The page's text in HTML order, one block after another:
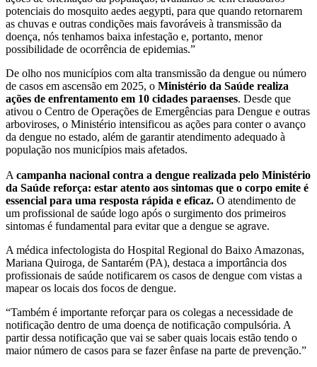
potenciais do mosquito aedes aegypti, para que quando retornarem
as chuvas e outras condições mais favoráveis à transmissão da
doença, nós tenhamos baixa infestação e, portanto, menor
possibilidade de ocorrência de epidemias.”
De olho nos municípios com alta transmissão da dengue ou número
de casos em ascensão em 2025, o Ministério da Saúde realiza
ações de enfrentamento em 10 cidades paraenses. Desde que
ativou o Centro de Operações de Emergências para Dengue e outras
arboviroses, o Ministério intensificou as ações para conter o avanço
da dengue no estado, além de garantir atendimento adequado à
população nos municípios mais afetados.
A campanha nacional contra a dengue realizada pelo Ministério
da Saúde reforça: estar atento aos sintomas que o corpo emite é
essencial para uma resposta rápida e eficaz. O atendimento de
um profissional de saúde logo após o surgimento dos primeiros
sintomas é fundamental para evitar que a dengue se agrave.
A médica infectologista do Hospital Regional do Baixo Amazonas,
Mariana Quiroga, de Santarém (PA), destaca a importância dos
profissionais de saúde notificarem os casos de dengue com vistas a
mapear os locais dos focos de dengue.
“Também é importante reforçar para os colegas a necessidade de
notificação dentro de uma doença de notificação compulsória. A
partir dessa notificação que vai se saber quais locais estão tendo o
maior número de casos para se fazer ênfase na parte de prevenção.”